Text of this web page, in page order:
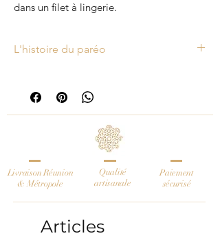
dans un filet à lingerie.
L'histoire du paréo
toile de coton peinte à la main au
technique du block printing est
originaire de la ville de Sanganer dans
l’état du Rajasthan. Ces étoffes, sont
couramment utilisées pour la
fabrication de vêtements traditionnels
comme le penjâbi ou le sari. Ces tissus
sont notre coup de cœur. Nous avons
Livraison Réunion
& Métropole
Qualité
artisanale
Paiement
sécurisé
Articles